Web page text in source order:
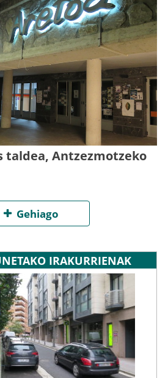
taldea, Antzezmotzeko
Gehiago
IRAKURRIENAK